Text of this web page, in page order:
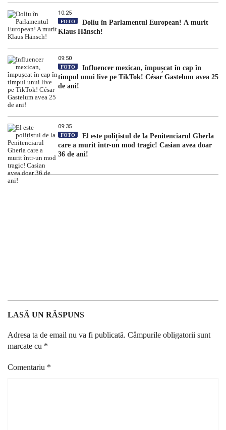
10:25
FOTO
Doliu în Parlamentul European! A murit
Klaus Hänsch!
09:50
FOTO
Influencer mexican, împușcat în cap în
timpul unui live pe TikTok! César Gastelum avea 25
de ani!
09:35
FOTO
El este polițistul de la Penitenciarul Gherla
care a murit într-un mod tragic! Casian avea doar
36 de ani!
LASĂ UN RĂSPUNS
Adresa ta de email nu va fi publicată. Câmpurile obligatorii sunt
marcate cu *
Comentariu *